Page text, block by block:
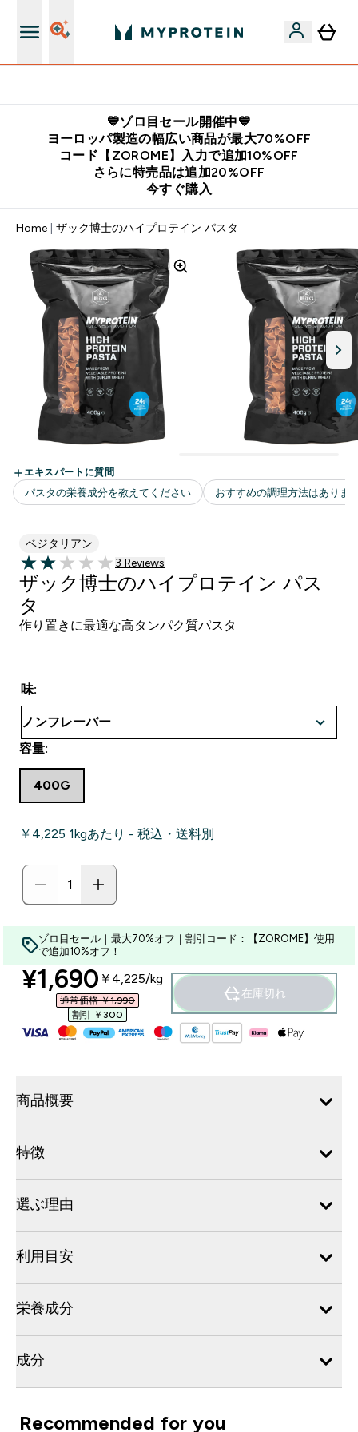
💙ゾロ目セール開催中💙
ヨーロッパ製造の幅広い商品が最大70%OFF
コード【ZOROME】入力で追加10%OFF
さらに特売品は追加20%OFF
今すぐ購入
Home ザック博士のハイプロテイン パスタ
ベジタリアン
2 out of 5 stars
3 ＋件の口コミ
3 Reviews
ザック博士のハイプロテイン パス
タ
作り置きに最適な高タンパク質パスタ
味:
容量:
400G
￥4,225‎ 1kgあたり - 税込・送料別
ゾロ目セール｜最大70%オフ｜割引コード：【ZOROME】使用
で追加10%オフ！
discounted price
¥1,690‎ ￥4,225‎/kg
通常価格 ￥1,990‎
割引 ￥300‎
在庫切れ
商品概要
特徴
選ぶ理由
利用目安
栄養成分
成分
Recommended for you